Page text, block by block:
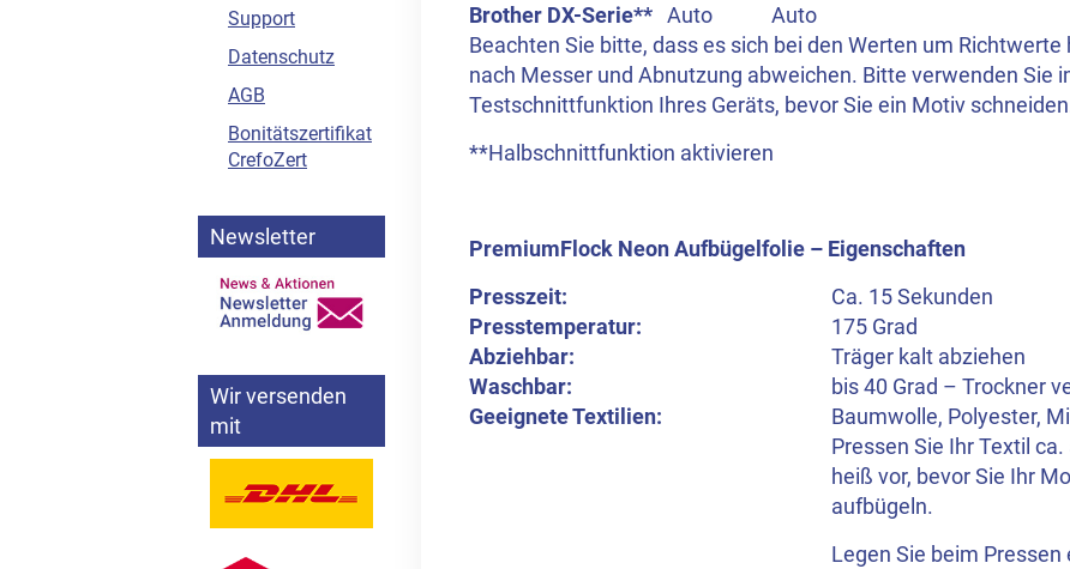
Brother DX-Serie** Auto
Auto
Beachten Sie bitte, dass es sich bei den Werten um
nach Messer und Abnutzung abweichen. Bitte verwenden Sie
Testschnittfunktion Ihres Geräts, bevor Sie ein Motiv
**Halbschnittfunktion aktivieren
PremiumFlock Neon Aufbügelfolie – Eigenschaften
Presszeit:
Ca. 15 Sekunden
Presstemperatur:
175 Grad
Abziehbar:
Träger kalt abziehen
Waschbar:
bis 40 Grad – Trockner
Geeignete Textilien:
Baumwolle, Polyester,
Pressen Sie Ihr Textil
heiß vor, bevor Sie Ihr
aufbügeln.
Legen Sie beim Pressen
Support
Datenschutz
AGB
Bonitätszertifikat
CrefoZert
Newsletter
Wir versenden
mit